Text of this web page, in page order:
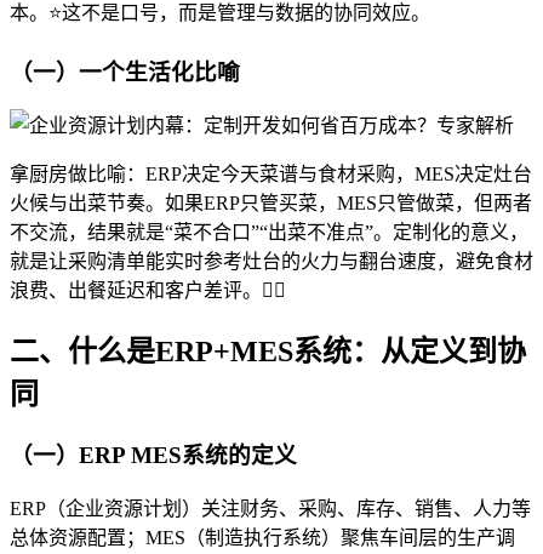
本。⭐这不是口号，而是管理与数据的协同效应。
（一）一个生活化比喻
拿厨房做比喻：ERP决定今天菜谱与食材采购，MES决定灶台
火候与出菜节奏。如果ERP只管买菜，MES只管做菜，但两者
不交流，结果就是“菜不合口”“出菜不准点”。定制化的意义，
就是让采购清单能实时参考灶台的火力与翻台速度，避免食材
浪费、出餐延迟和客户差评。👍🏻
二、什么是ERP+MES系统：从定义到协
同
（一）ERP MES系统的定义
ERP（企业资源计划）关注财务、采购、库存、销售、人力等
总体资源配置；MES（制造执行系统）聚焦车间层的生产调